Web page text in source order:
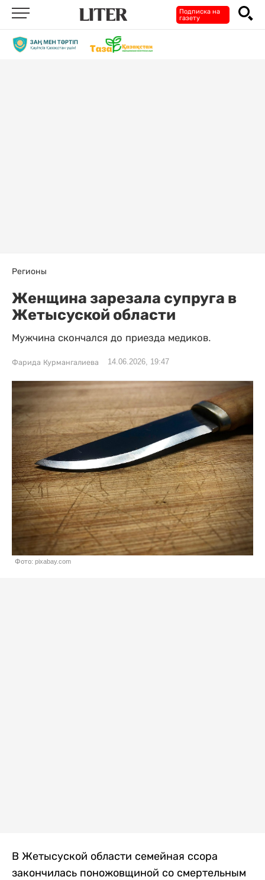
Подписка на
газету
Регионы
Женщина зарезала супруга в
Жетысуской области
Мужчина скончался до приезда медиков.
Фарида Курмангалиева 14.06.2026, 19:47
Фото: pixabay.com
В Жетысуской области семейная ссора
закончилась поножовщиной со смертельным